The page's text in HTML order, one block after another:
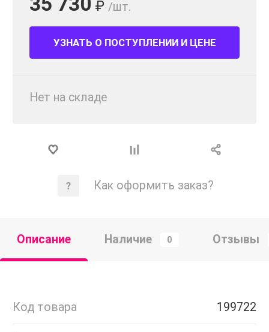
₽ /шт.
УЗНАТЬ О ПОСТУПЛЕНИИ И ЦЕНЕ
Нет на складе
Как оформить заказ?
Описание Наличие 0 Отзывы
Код товара 199722